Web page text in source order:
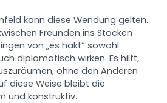
kann diese Wendung gelten.
Freunden ins Stocken
von „es hakt“ sowohl
diplomatisch wirken. Es hilft,
ohne den Anderen
diese Weise bleibt die
und konstruktiv.